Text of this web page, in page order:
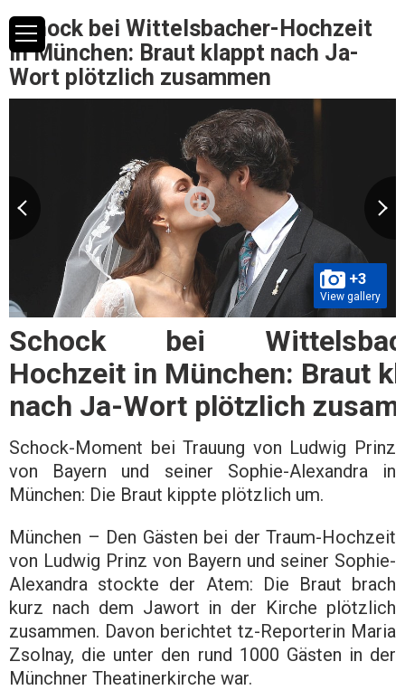
Schock bei Wittelsbacher-Hochzeit
in München: Braut klappt nach Ja-
Wort plötzlich zusammen
+3
View gallery
Schock bei
Hochzeit in München: Braut
nach Ja-Wort plötzlich
Schock-Moment bei Trauung von Ludwig Prinz
von Bayern und seiner Sophie-Alexandra in
München: Die Braut kippte plötzlich um.
München – Den Gästen bei der Traum-Hochzeit
von Ludwig Prinz von Bayern und seiner Sophie-
Alexandra stockte der Atem: Die Braut brach
kurz nach dem Jawort in der Kirche plötzlich
zusammen. Davon berichtet tz-Reporterin Maria
Zsolnay, die unter den rund 1000 Gästen in der
Münchner Theatinerkirche war.